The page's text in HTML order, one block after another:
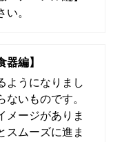
。
編】
ようになりまし
いものです。
メージがありま
スムーズに進ま